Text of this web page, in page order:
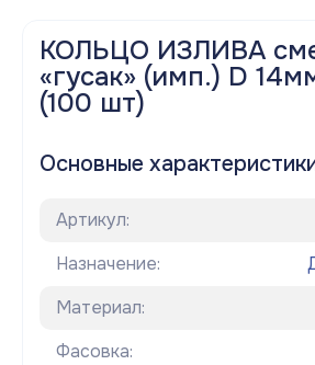
КОЛЬЦО ИЗЛИВА
«гусак» (имп.) D
(100 шт)
Основные
Артикул:
Назначение:
Материал:
Фасовка: